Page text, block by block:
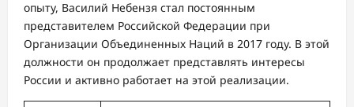
опыту, Василий Небензя стал постоянным
представителем Российской Федерации при
Организации Объединенных Наций в 2017 году. В этой
должности он продолжает представлять интересы
России и активно работает на этой реализации.